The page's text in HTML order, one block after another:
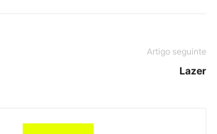
Artigo seguinte
Lazer